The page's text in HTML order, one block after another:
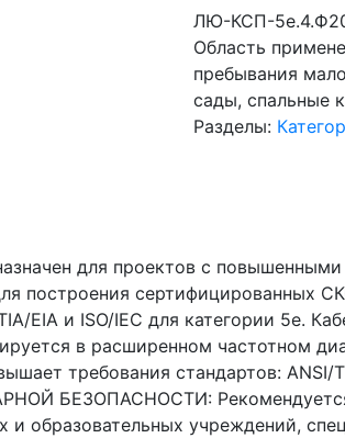
ЛЮ-КСП-
Область
пребывания
сады, спальные
Разделы:
для проектов с повышенными
построения
EIA и ISO/IEC для категории 5е.
в расширенном частотном
требования стандартов:
БЕЗОПАСНОСТИ: Рекомендуется
и образовательных учреждений,